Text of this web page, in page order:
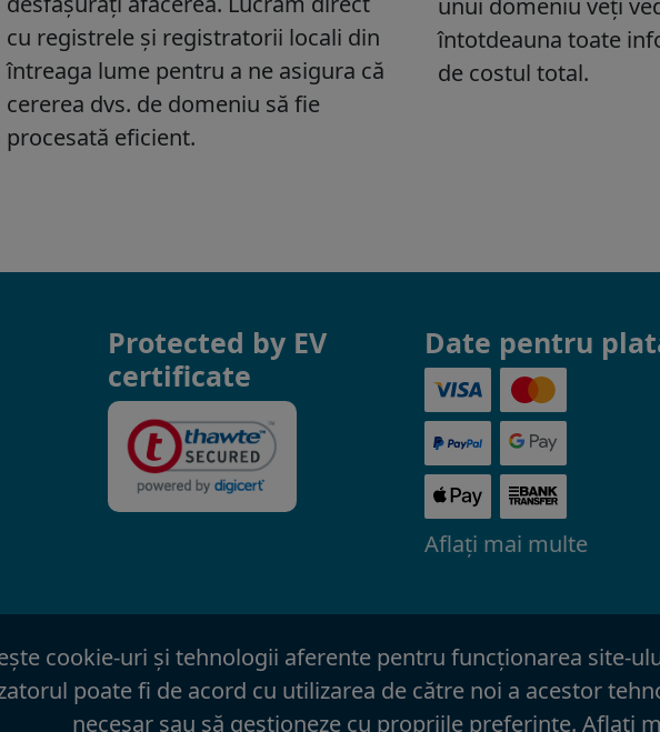
Protected by EV
certificate
Date pentru
Aflaţi mai multe
cookie-uri şi tehnologii aferente pentru funcţionarea site-
poate fi de acord cu utilizarea de către noi a acestor
necesar sau să gestioneze cu propriile preferinţe. Aflaţi